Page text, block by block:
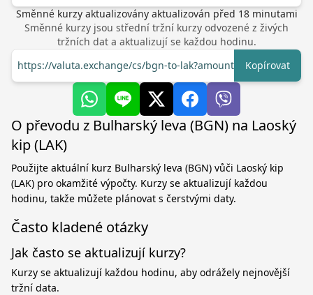
Směnné kurzy aktualizovány aktualizován před 18minutami
Směnné kurzy jsou střední tržní kurzy odvozené z živých
tržních dat a aktualizují se každou hodinu.
https://valuta.exchange/cs/bgn-to-lak?amount=1 Kopírovat
O převodu z Bulharský leva (BGN) na Laoský
kip (LAK)
Použijte aktuální kurz Bulharský leva (BGN) vůči Laoský kip
(LAK) pro okamžité výpočty. Kurzy se aktualizují každou
hodinu, takže můžete plánovat s čerstvými daty.
Často kladené otázky
Jak často se aktualizují kurzy?
Kurzy se aktualizují každou hodinu, aby odrážely nejnovější
tržní data.